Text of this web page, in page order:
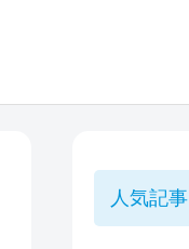
人気記事